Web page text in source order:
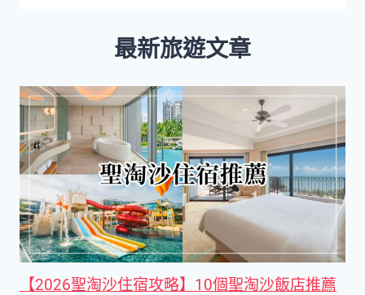
最新旅遊文章
【2026聖淘沙住宿攻略】10個聖淘沙飯店推薦